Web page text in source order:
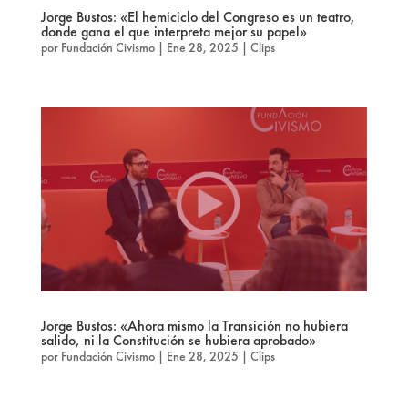
Jorge Bustos: «El hemiciclo del Congreso es un teatro,
donde gana el que interpreta mejor su papel»
por Fundación Civismo| Ene 28, 2025 | Clips
Jorge Bustos: «Ahora mismo la Transición no hubiera
salido, ni la Constitución se hubiera aprobado»
por Fundación Civismo| Ene 28, 2025 | Clips